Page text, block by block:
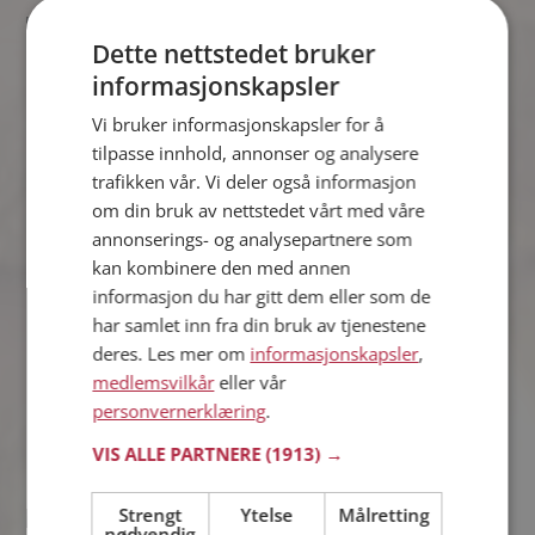
Jemo
30 år fra Bodø i Nordland
Søker kvinne 18 - 50 år
Hva jobber Jemo med? Som medlem
på Møteplassen får du vite alle mulige
detaljer om de single.
Teo
44 år fra Bodø i Nordland
Søker kvinne 19 - 99 år
Hvis du er medlem kan du matche din
personlighet mot Teo eller noen av de
andre single. Kanskje passer dere
Dette nettstedet bruker
informasjonskapsler
Vi bruker informasjonskapsler for å
tilpasse innhold, annonser og analysere
trafikken vår. Vi deler også informasjon
om din bruk av nettstedet vårt med våre
annonserings- og analysepartnere som
kan kombinere den med annen
informasjon du har gitt dem eller som de
har samlet inn fra din bruk av tjenestene
deres. Les mer om informasjonskapsler,
medlemsvilkåreller vår
personvernerklæring.
VIS ALLE PARTNERE(1913) →
Strengt
Ytelse Målretting